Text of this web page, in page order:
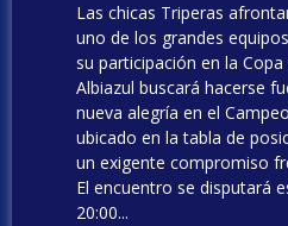
Las chicas Triperas
uno de los grandes
su participación en la
Albiazul buscará hacerse
nueva alegría en el
ubicado en la tabla de
un exigente compromiso
El encuentro se disputará
20:00...